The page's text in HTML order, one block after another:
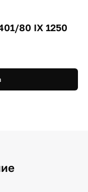
80 IX 1250